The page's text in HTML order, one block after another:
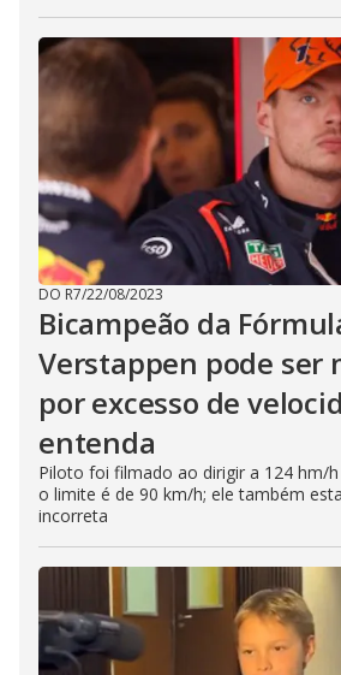
DO R7/22/08/2023
Bicampeão da
Verstappen pode ser
por excesso de
entenda
Piloto foi filmado ao dirigir a 124 hm/
o limite é de 90 km/h; ele também
incorreta